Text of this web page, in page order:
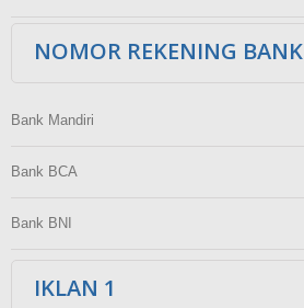
NOMOR REKENING BANK
Bank Mandiri
Bank BCA
Bank BNI
IKLAN 1